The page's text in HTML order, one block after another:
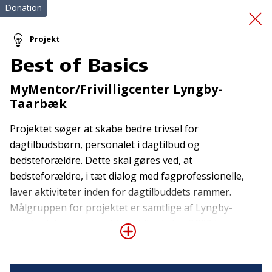
Togt med Fylla
Donation
Projekt
Best of Basics
MyMentor/Frivilligcenter Lyngby-
Taarbæk
Projektet søger at skabe bedre trivsel for
dagtilbudsbørn, personalet i dagtilbud og
bedsteforældre. Dette skal gøres ved, at
bedsteforældre, i tæt dialog med fagprofessionelle,
laver aktiviteter inden for dagtilbuddets rammer.
Målgruppen for projektet er samtlige af Lyngby-
Taarbæk kommunes 47 dagtilbud, dvs. 3.800 børn og
800 pædagogmedhjælpere samt 11.000 pensionister.
Tilmeld nyhedsbrev
De seneste nyheder om TrygFondens og TryghedsGruppens
aktiviteter direkte i din indbakke.